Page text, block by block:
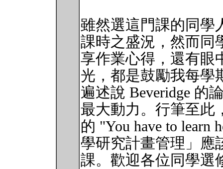
雖然選這門課的同學
課時之盛況，然而同
享作業心得，還有眼
光，都是鼓勵我每學
遍述說 Beveridge 的
最大動力。行筆至此
的 "You have to learn
學研究計畫管理」應
課。歡迎各位同學